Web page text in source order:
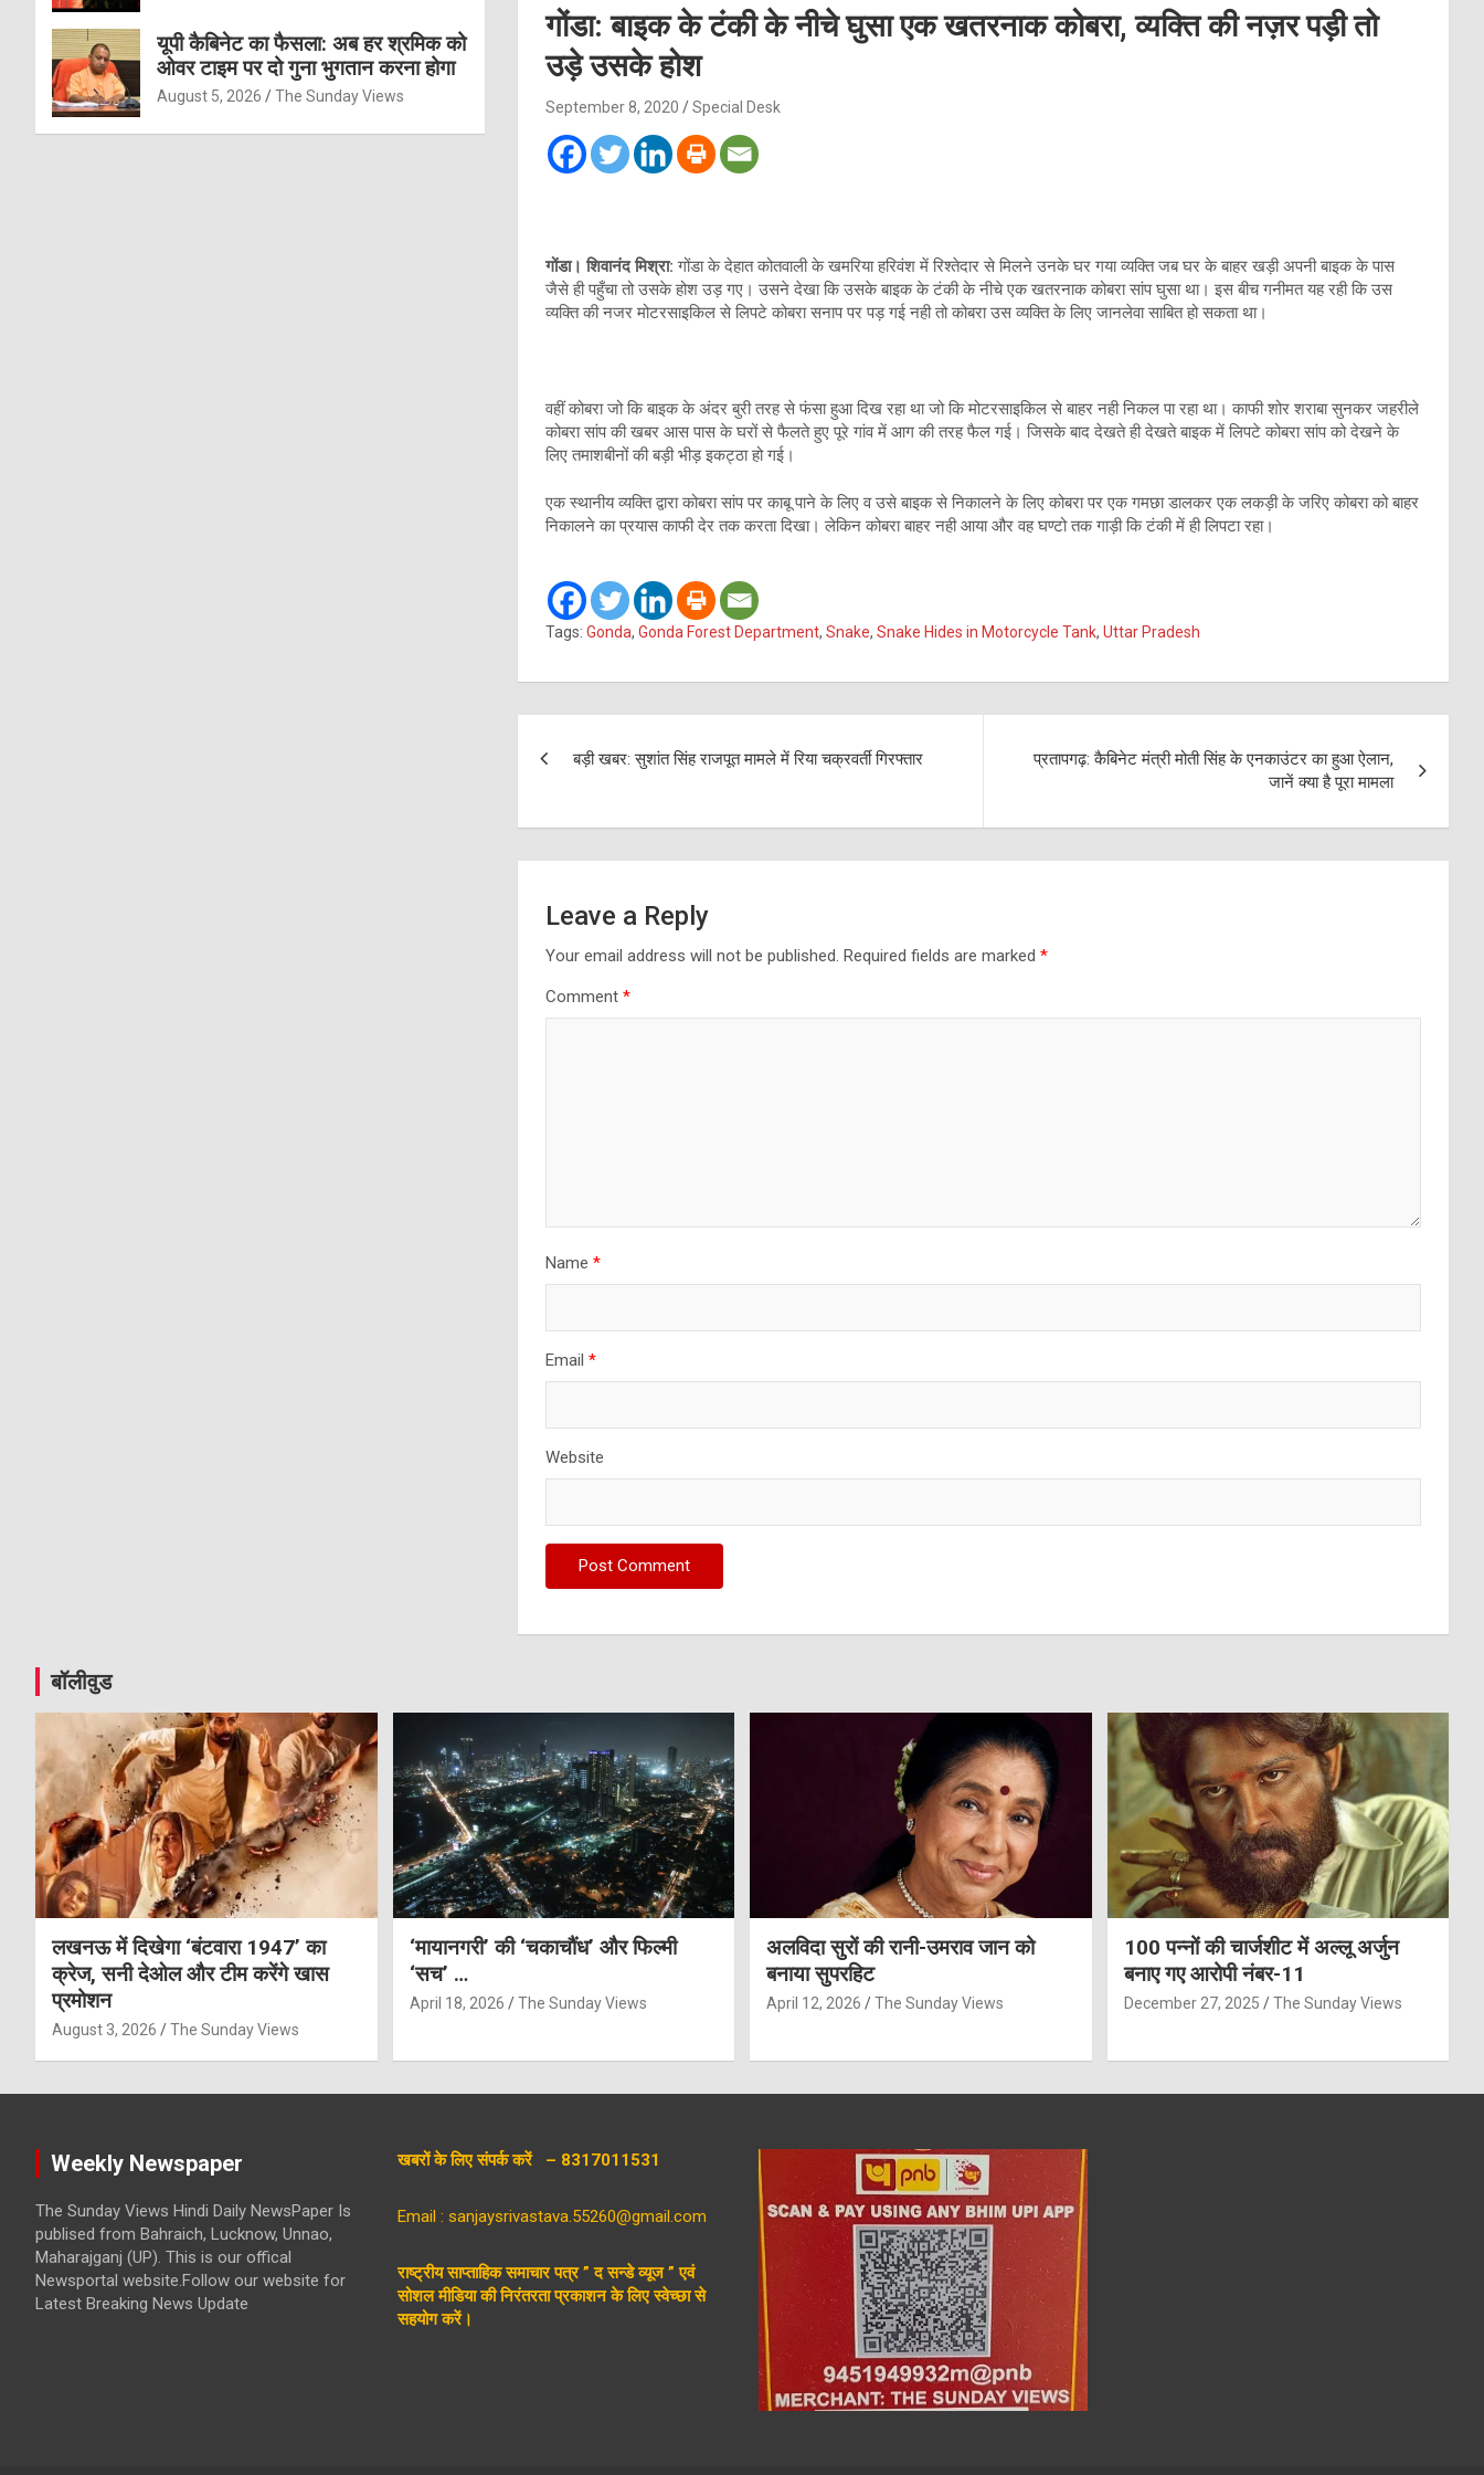
गोंडा: बाइक के टंकी के नीचे घुसा एक खतरनाक कोबरा, व्यक्ति की नज़र पड़ी तो
उड़े उसके होश
September 8, 2020 Special Desk
गोंडा। शिवानंद मिश्रा: गोंडा के देहात कोतवाली के खमरिया हरिवंश में रिश्तेदार से मिलने उनके घर गया व्यक्ति जब घर के बाहर खड़ी अपनी बाइक के पास
जैसे ही पहुँचा तो उसके होश उड़ गए। उसने देखा कि उसके बाइक के टंकी के नीचे एक खतरनाक कोबरा सांप घुसा था। इस बीच गनीमत यह रही कि उस
व्यक्ति की नजर मोटरसाइकिल से लिपटे कोबरा सनाप पर पड़ गई नही तो कोबरा उस व्यक्ति के लिए जानलेवा साबित हो सकता था।
वहीं कोबरा जो कि बाइक के अंदर बुरी तरह से फंसा हुआ दिख रहा था जो कि मोटरसाइकिल से बाहर नही निकल पा रहा था। काफी शोर शराबा सुनकर जहरीले
कोबरा सांप की खबर आस पास के घरों से फैलते हुए पूरे गांव में आग की तरह फैल गई। जिसके बाद देखते ही देखते बाइक में लिपटे कोबरा सांप को देखने के
लिए तमाशबीनों की बड़ी भीड़ इकट्ठा हो गई।
एक स्थानीय व्यक्ति द्वारा कोबरा सांप पर काबू पाने के लिए व उसे बाइक से निकालने के लिए कोबरा पर एक गमछा डालकर एक लकड़ी के जरिए कोबरा को बाहर
निकालने का प्रयास काफी देर तक करता दिखा। लेकिन कोबरा बाहर नही आया और वह घण्टो तक गाड़ी कि टंकी में ही लिपटा रहा।
Tags: Gonda, Gonda Forest Department, Snake, Snake Hides in Motorcycle Tank, Uttar Pradesh
navigation
बड़ी खबर: सुशांत सिंह राजपूत मामले में रिया चक्रवर्ती गिरफ्तार
प्रतापगढ़: कैबिनेट मंत्री मोती सिंह के एनकाउंटर का हुआ ऐलान,
जानें क्या है पूरा मामला
Leave a Reply
Your email address will not be published. Required fields are marked *
Comment *
Name *
Email *
Website
यूपी कैबिनेट का फैसला: अब हर श्रमिक को
ओवर टाइम पर दो गुना भुगतान करना होगा
August 5, 2026 The Sunday Views
बॉलीवुड
लखनऊ में दिखेगा ‘बंटवारा 1947’ का
क्रेज, सनी देओल और टीम करेंगे खास
प्रमोशन
August 3, 2026 The Sunday Views
‘मायानगरी’ की ‘चकाचौंध’ और फिल्मी
‘सच’ …
April 18, 2026 The Sunday Views
अलविदा सुरों की रानी-उमराव जान को
बनाया सुपरहिट
April 12, 2026 The Sunday Views
100 पन्नों की चार्जशीट में अल्लू अर्जुन
बनाए गए आरोपी नंबर-11
December 27, 2025 The Sunday Views
Weekly Newspaper
The Sunday Views Hindi Daily NewsPaper Is
publised from Bahraich, Lucknow, Unnao,
Maharajganj (UP). This is our offical
Newsportal website.Follow our website for
Latest Breaking News Update
खबरों के लिए संपर्क करें – 8317011531
Email : sanjaysrivastava.55260@gmail.com
राष्ट्रीय साप्ताहिक समाचार पत्र ” द सन्डे व्यूज ” एवं
सोशल मीडिया की निरंतरता प्रकाशन के लिए स्वेच्छा से
सहयोग करें।